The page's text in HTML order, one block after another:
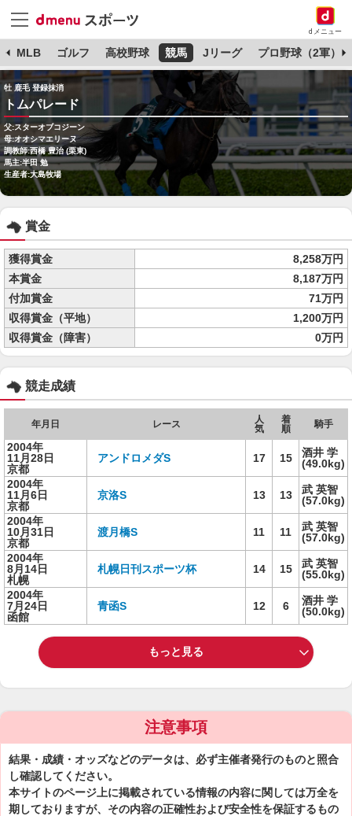
dメニュー
MLB ゴルフ 高校野球 競馬 Jリーグ プロ野球（2軍）
牡 鹿毛 登録抹消
トムパレード
父:スターオブコジーン
母:オオシマエリーヌ
調教師:西橋 豊治 (栗東)
馬主:半田 勉
生産者:大島牧場
賞金
獲得賞金
8,258万円
本賞金
8,187万円
付加賞金
71万円
収得賞金（平地）
1,200万円
収得賞金（障害）
0万円
競走成績
年月日 レース
人
気
着
順
騎手
2004年
11月28日
京都
アンドロメダS 17 15
酒井 学
(49.0kg)
2004年
11月6日
京都
京洛S 13 13
武 英智
(57.0kg)
2004年
10月31日
京都
渡月橋S 11 11
武 英智
(57.0kg)
2004年
8月14日
札幌
札幌日刊スポーツ杯 14 15
武 英智
(55.0kg)
2004年
7月24日
函館
青函S 12 6
酒井 学
(50.0kg)
もっと見る
注意事項
結果・成績・オッズなどのデータは、必ず主催者発行のものと照合
し確認してください。
本サイトのページ上に掲載されている情報の内容に関しては万全を
期しておりますが、その内容の正確性および安全性を保証するもの